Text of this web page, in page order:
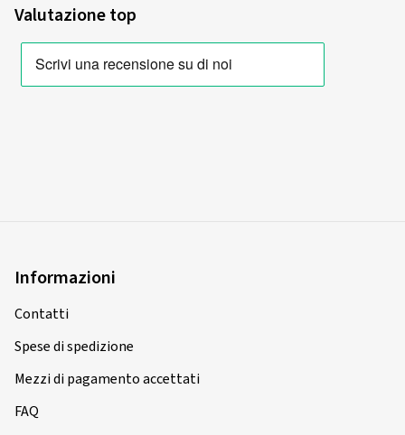
Valutazione top
Informazioni
Contatti
Spese di spedizione
Mezzi di pagamento accettati
FAQ